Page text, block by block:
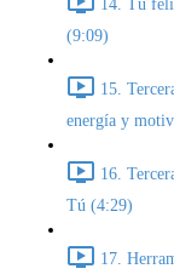
14. Tu
(9:09)
15.
energía y
16.
Tú (4:29)
17.